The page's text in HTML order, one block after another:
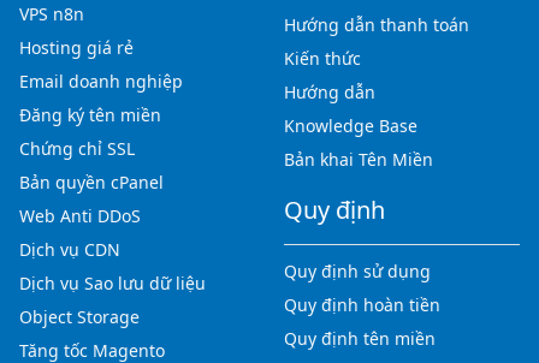
VPS n8n
Hosting giá rẻ
Email doanh nghiệp
Đăng ký tên miền
Chứng chỉ SSL
Bản quyền cPanel
Web Anti DDoS
Dịch vụ CDN
Dịch vụ Sao lưu dữ liệu
Object Storage
Tăng tốc Magento
Hướng dẫn thanh toán
Kiến thức
Hướng dẫn
Knowledge Base
Bản khai Tên Miền
Quy định
Quy định sử dụng
Quy định hoàn tiền
Quy định tên miền